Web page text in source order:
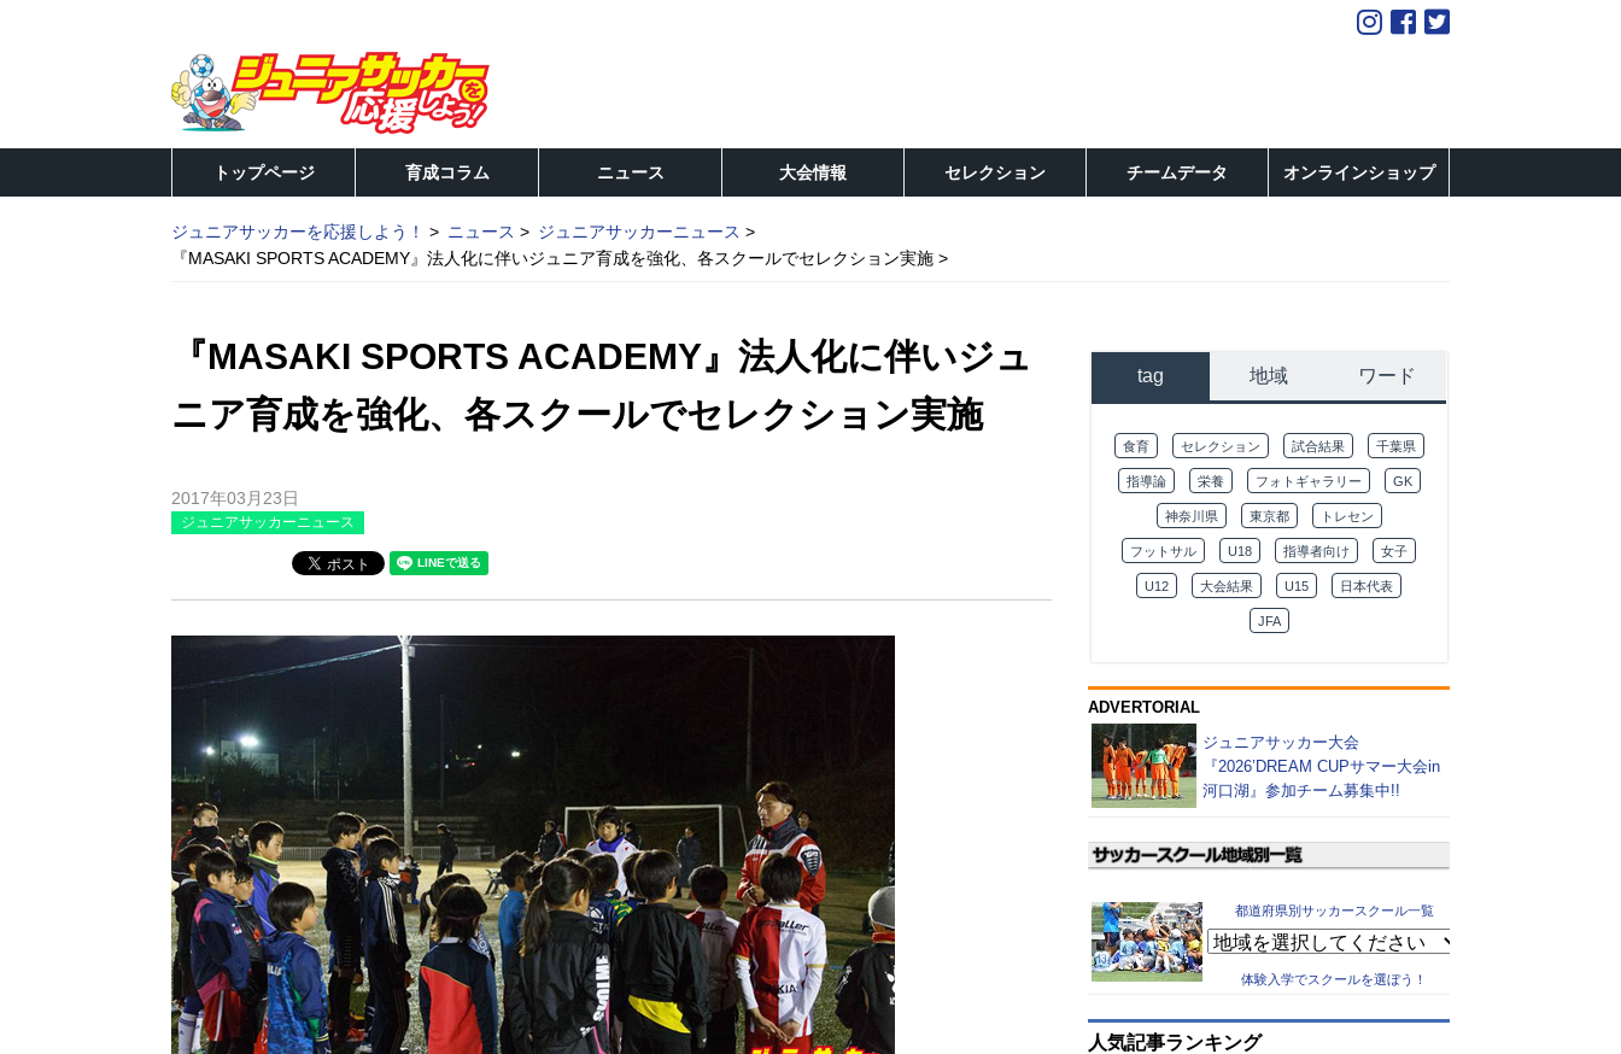
トップページ 育成コラム ニュース 大会情報 セレクション チームデータ オンラインショップ
ジュニアサッカーを応援しよう！ ニュース
ジュニアサッカーニュース
『MASAKI SPORTS ACADEMY』法人化に伴いジュニア育成を強化、各スクールでセレクション実施
『MASAKI SPORTS ACADEMY』法人化に伴いジュ
ニア育成を強化、各スクールでセレクション実施
2017年03月23日
ジュニアサッカーニュース
tag 地域 ワード
食育 セレクション 試合結果 千葉県
指導論 栄養 フォトギャラリー GK
神奈川県 東京都 トレセン
フットサル U18 指導者向け 女子
U12 大会結果 U15 日本代表
JFA
ADVERTORIAL
ジュニアサッカー大会
『2026’DREAM CUPサマー大会in
河口湖』参加チーム募集中!!
都道府県別サッカースクール一覧
体験入学でスクールを選ぼう！
人気記事ランキング